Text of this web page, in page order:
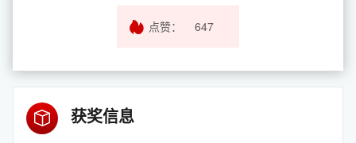
点赞： 647
获奖信息